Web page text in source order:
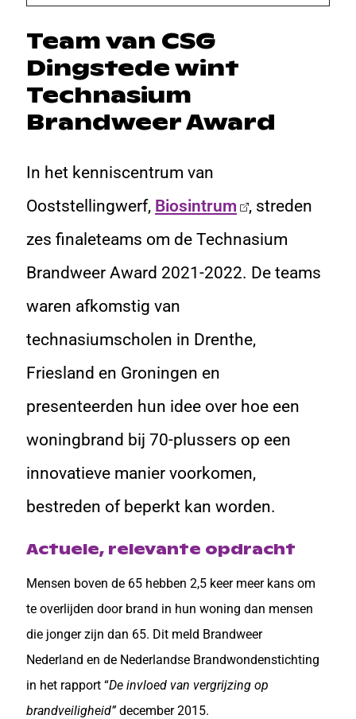
Team van CSG
Dingstede wint
Technasium
Brandweer Award
In het kenniscentrum van
Ooststellingwerf, Biosintrum
, streden
zes finaleteams om de Technasium
Brandweer Award 2021-2022. De teams
waren afkomstig van
technasiumscholen in Drenthe,
Friesland en Groningen en
presenteerden hun idee over hoe een
woningbrand bij 70-plussers op een
innovatieve manier voorkomen,
bestreden of beperkt kan worden.
Actuele, relevante opdracht
Mensen boven de 65 hebben 2,5 keer meer kans om
te overlijden door brand in hun woning dan mensen
die jonger zijn dan 65. Dit meld Brandweer
Nederland en de Nederlandse Brandwondenstichting
in het rapport “De invloed van vergrijzing op
brandveiligheid”december 2015.